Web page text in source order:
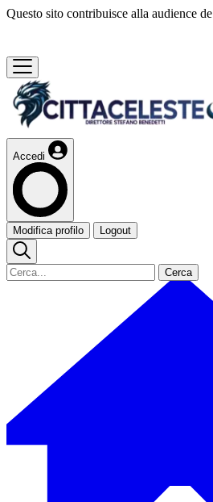
Questo sito contribuisce alla audience de
Accedi
Modifica profilo Logout
Cerca